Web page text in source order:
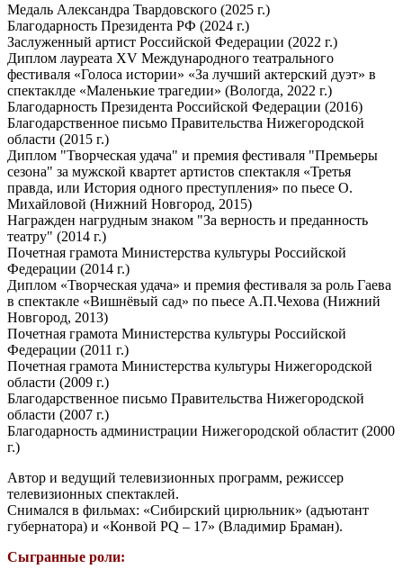
Медаль Александра Твардовского (2025 г.)
Благодарность Президента РФ (2024 г.)
Заслуженный артист Российской Федерации (2022 г.)
Диплом лауреата XV Международного театрального
фестиваля «Голоса истории» «За лучший актерский дуэт» в
спектаклде «Маленькие трагедии» (Вологда, 2022 г.)
Благодарность Президента Российской Федерации (2016)
Благодарственное письмо Правительства Нижегородской
области (2015 г.)
Диплом "Творческая удача" и премия фестиваля "Премьеры
сезона" за мужской квартет артистов спектакля «Третья
правда, или История одного преступления» по пьесе О.
Михайловой (Нижний Новгород, 2015)
Награжден нагрудным знаком "За верность и преданность
театру" (2014 г.)
Почетная грамота Министерства культуры Российской
Федерации (2014 г.)
Диплом «Творческая удача» и премия фестиваля за роль Гаева
в спектакле «Вишнёвый сад» по пьесе А.П.Чехова (Нижний
Новгород, 2013)
Почетная грамота Министерства культуры Российской
Федерации (2011 г.)
Почетная грамота Министерства культуры Нижегородской
области (2009 г.)
Благодарственное письмо Правительства Нижегородской
области (2007 г.)
Благодарность администрации Нижегородской областит (2000
г.)
Автор и ведущий телевизионных программ, режиссер
телевизионных спектаклей.
Снимался в фильмах: «Сибирский цирюльник» (адъютант
губернатора) и «Конвой РQ – 17» (Владимир Браман).
Сыгранные роли: